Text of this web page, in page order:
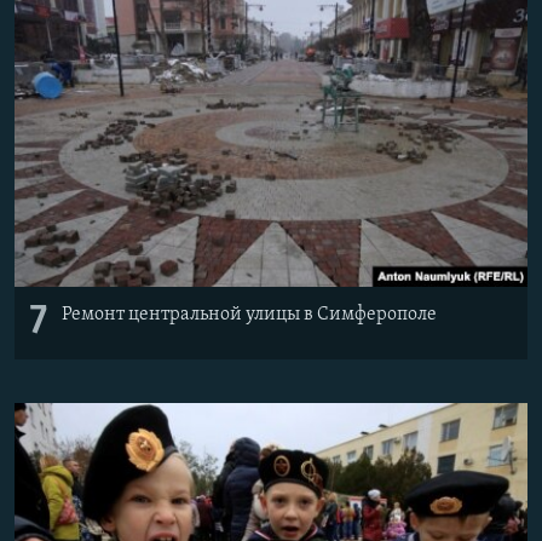
7 Ремонт центральной улицы в Симферополе